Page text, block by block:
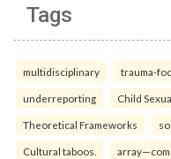
Tags
multidisciplinary trauma-
underreporting Child
Theoretical Frameworks
Cultural taboos.